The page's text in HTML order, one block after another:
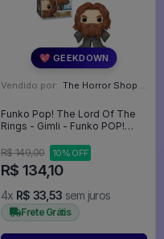
💖 GEEKDOWN
Vendido por: The Horror Shop - Colecionáveis - MG
Funko Pop! The Lord Of The
Rings - Gimli - Funko POP!
R$ 149,00
10% OFF
R$ 134,10
4x R$ 33,53 sem juros
Frete Grátis